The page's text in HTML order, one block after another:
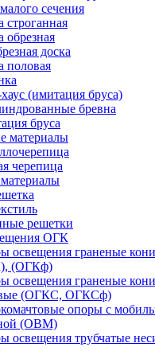
сечения
строганная
обрезная
доска
половая
(имитация бруса)
бревна
бруса
материалы
черепица
решетки
ОГК
освещения граненые
(ОГКф)
освещения граненые
(ОГКС, ОГКСф)
опоры с
(ОВМ)
освещения трубчатые